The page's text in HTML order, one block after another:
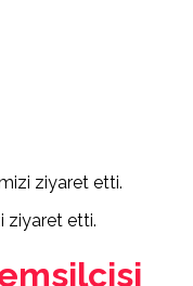
ziyaret etti.